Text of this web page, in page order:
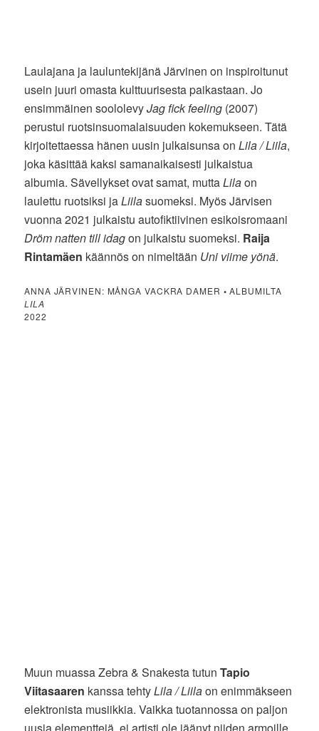
Laulajana ja lauluntekijänä Järvinen on inspiroitunut
usein juuri omasta kulttuurisesta paikastaan. Jo
ensimmäinen soololevyJag fick feeling (2007)
perustui ruotsinsuomalaisuuden kokemukseen. Tätä
kirjoitettaessa hänen uusin julkaisunsa onLila / Liila,
joka käsittää kaksi samanaikaisesti julkaistua
albumia. Sävellykset ovat samat, muttaLilaon
laulettu ruotsiksi jaLiilasuomeksi. Myös Järvisen
vuonna 2021 julkaistu autofiktiivinen esikoisromaani
Dröm natten till idagon julkaistu suomeksi. Raija
Rintamäen käännös on nimeltään Uni viime yönä.
ANNA JÄRVINEN: MÅNGA VACKRA DAMER • ALBUMILTA
LILA
2022
Muun muassa Zebra & Snakesta tutunTapio
Viitasaaren kanssa tehtyLila / Liilaon enimmäkseen
elektronista musiikkia. Vaikka tuotannossa on paljon
uusia elementtejä, ei artisti ole jäänyt niiden armoille.